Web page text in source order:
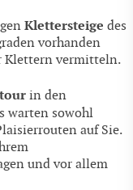
Klettersteige des
vorhanden
Klettern vermitteln.
in den
warten sowohl
auf Sie.
und vor allem